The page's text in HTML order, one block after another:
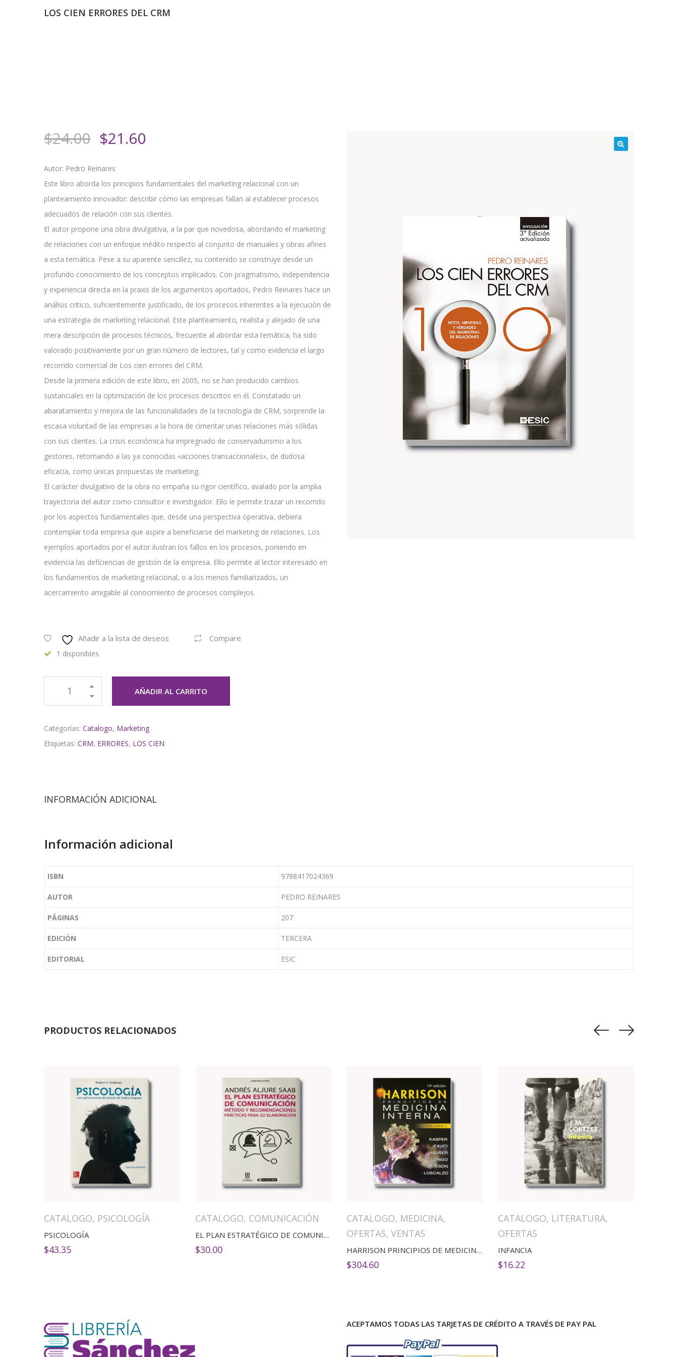
LOS CIEN ERRORES DEL CRM
¡Oferta!
$24.00 El
original
era:
$24.00.
$21.60
es:
$21.60.
Autor: Pedro Reinares
Este libro aborda los principios fundamentales del marketing relacional con un
planteamiento innovador: describir cómo las empresas fallan al establecer procesos
adecuados de relación con sus clientes.
El autor propone una obra divulgativa, a la par que novedosa, abordando el marketing
de relaciones con un enfoque inédito respecto al conjunto de manuales y obras afines
a esta temática. Pese a su aparente sencillez, su contenido se construye desde un
profundo conocimiento de los conceptos implicados. Con pragmatismo, independencia
y experiencia directa en la praxis de los argumentos aportados, Pedro Reinares hace un
análisis crítico, suficientemente justificado, de los procesos inherentes a la ejecución de
una estrategia de marketing relacional. Este planteamiento, realista y alejado de una
mera descripción de procesos técnicos, frecuente al abordar esta temática, ha sido
valorado positivamente por un gran número de lectores, tal y como evidencia el largo
recorrido comercial de Los cien errores del CRM.
Desde la primera edición de este libro, en 2005, no se han producido cambios
sustanciales en la optimización de los procesos descritos en él. Constatado un
abaratamiento y mejora de las funcionalidades de la tecnología de CRM, sorprende la
escasa voluntad de las empresas a la hora de cimentar unas relaciones más sólidas
con sus clientes. La crisis económica ha impregnado de conservadurismo a los
gestores, retornando a las ya conocidas «acciones transaccionales», de dudosa
eficacia, como únicas propuestas de marketing.
El carácter divulgativo de la obra no empaña su rigor científico, avalado por la amplia
trayectoria del autor como consultor e investigador. Ello le permite trazar un recorrido
por los aspectos fundamentales que, desde una perspectiva operativa, debiera
contemplar toda empresa que aspire a beneficiarse del marketing de relaciones. Los
ejemplos aportados por el autor ilustran los fallos en los procesos, poniendo en
evidencia las deficiencias de gestión de la empresa. Ello permite al lector interesado en
los fundamentos de marketing relacional, o a los menos familiarizados, un
acercamiento amigable al conocimiento de procesos complejos.
Añadir a la lista de deseos Compare
1 disponibles
AÑADIR AL CARRITO
Categorías: Catalogo, Marketing
Etiquetas: CRM, ERRORES, LOS CIEN
INFORMACIÓN ADICIONAL
Información adicional
ISBN 9788417024369
AUTOR PEDRO REINARES
PÁGINAS 207
EDICIÓN TERCERA
EDITORIAL ESIC
PRODUCTOS RELACIONADOS
CATALOGO, PSICOLOGÍA
PSICOLOGÍA
$43.35
CATALOGO, COMUNICACIÓN
EL PLAN ESTRATÉGICO DE COMUNICACIÓN
$30.00
CATALOGO, MEDICINA,
OFERTAS, VENTAS
HARRISON PRINCIPIOS DE MEDICINA INTERNA VOLUMEN 2
$304.60
CATALOGO, LITERATURA,
OFERTAS
INFANCIA
$16.22
ACEPTAMOS TODAS LAS TARJETAS DE CRÉDITO A TRAVÉS DE PAY PAL